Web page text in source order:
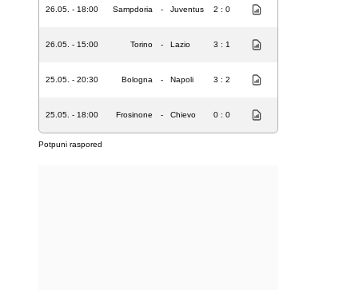
26.05. - 18:00 Sampdoria - Juventus 2 : 0
26.05. - 15:00 Torino - Lazio 3 : 1
25.05. - 20:30 Bologna - Napoli 3 : 2
25.05. - 18:00 Frosinone - Chievo 0 : 0
Potpuni raspored